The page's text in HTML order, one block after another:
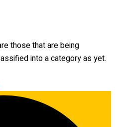
those that are being
into a category as yet.